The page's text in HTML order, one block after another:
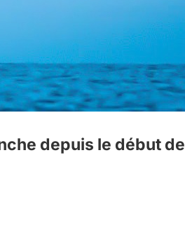
depuis le début de